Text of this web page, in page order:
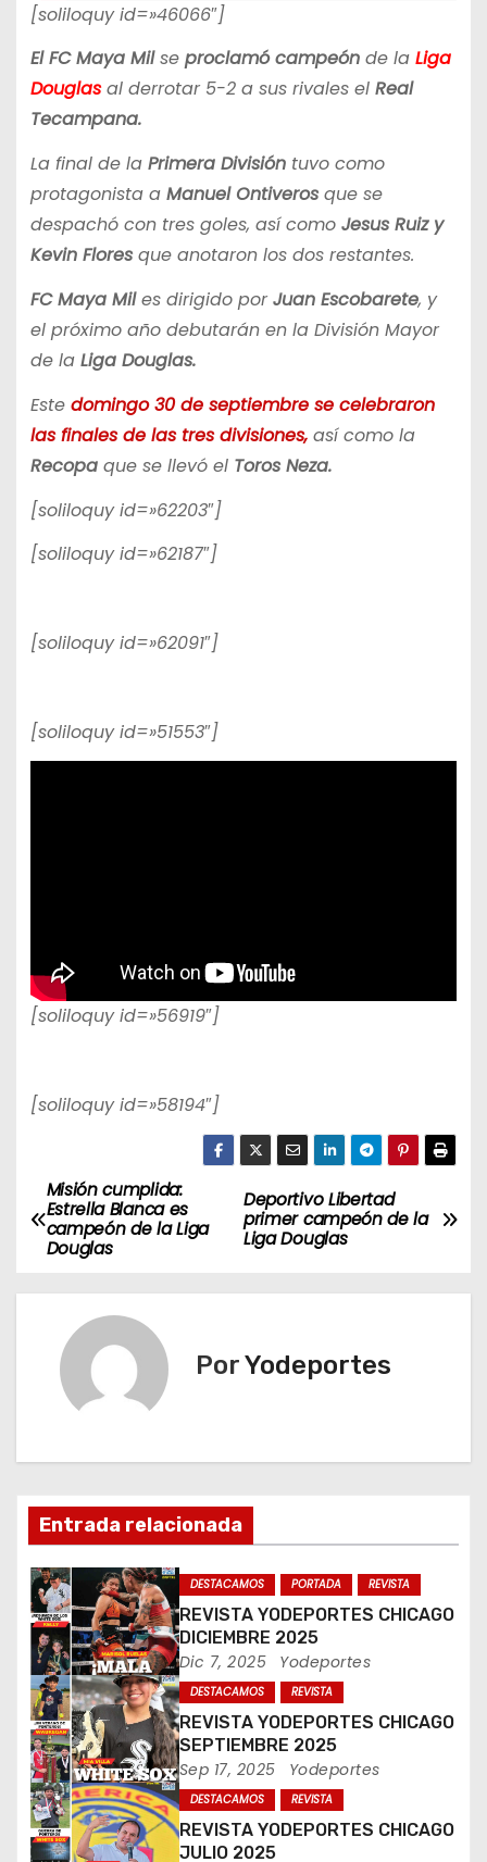
[soliloquy id=»46066″]
El FC Maya Milseproclamó campeónde la Liga
Douglas al derrotar 5-2 a sus rivales el Real
Tecampana.
La final de la Primera Divisióntuvo como
protagonista a Manuel Ontiverosque se
despachó con tres goles, así como Jesus Ruiz y
Kevin Floresque anotaron los dos restantes.
FC Maya Miles dirigido porJuan Escobarete, y
el próximo año debutarán en la División Mayor
de la Liga Douglas.
Este domingo 30 de septiembre se celebraron
las finales de las tres divisiones,así como la
Recopaque se llevó el Toros Neza.
[soliloquy id=»62203″]
[soliloquy id=»62187″]
[soliloquy id=»62091″]
[soliloquy id=»51553″]
[soliloquy id=»56919″]
[soliloquy id=»58194″]
N
a
v
c
ó
n
d
e
e
n
t
Deportivo Libertad
primer campeón de la
Liga Douglas
Misión cumplida:
Estrella Blanca es
campeón de la Liga
Douglas
PorYodeportes
Entrada relacionada
DESTACAMOS PORTADA REVISTA
REVISTA YODEPORTES CHICAGO
DICIEMBRE 2025
Dic 7, 2025 Yodeportes
DESTACAMOS REVISTA
REVISTA YODEPORTES CHICAGO
SEPTIEMBRE 2025
Sep 17, 2025 Yodeportes
DESTACAMOS REVISTA
REVISTA YODEPORTES CHICAGO
JULIO 2025